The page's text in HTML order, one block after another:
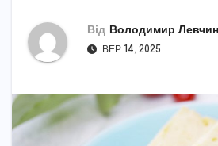
Від Володимир Левчин
ВЕР 14, 2025